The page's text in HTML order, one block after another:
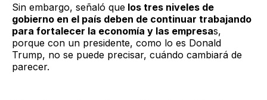
Sin embargo, señaló que los tres niveles de
gobierno en el país deben de continuar trabajando
para fortalecer la economía y las empresas,
porque con un presidente, como lo es Donald
Trump, no se puede precisar, cuándo cambiará de
parecer.